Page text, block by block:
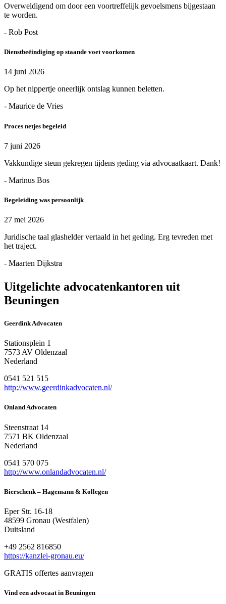
Overweldigend om door een voortreffelijk gevoelsmens bijgestaan
te worden.
- Rob Post
Dienstbeëindiging op staande voet voorkomen
14 juni 2026
Op het nippertje oneerlijk ontslag kunnen beletten.
- Maurice de Vries
Proces netjes begeleid
7 juni 2026
Vakkundige steun gekregen tijdens geding via advocaatkaart. Dank!
- Marinus Bos
Begeleiding was persoonlijk
27 mei 2026
Juridische taal glashelder vertaald in het geding. Erg tevreden met
het traject.
- Maarten Dijkstra
Uitgelichte advocatenkantoren uit
Beuningen
Geerdink Advocaten
Stationsplein 1
7573 AV Oldenzaal
Nederland
0541 521 515
http://www.geerdinkadvocaten.nl/
Onland Advocaten
Steenstraat 14
7571 BK Oldenzaal
Nederland
0541 570 075
http://www.onlandadvocaten.nl/
Bierschenk – Hagemann & Kollegen
Eper Str. 16-18
48599 Gronau (Westfalen)
Duitsland
+49 2562 816850
https://kanzlei-gronau.eu/
GRATIS offertes aanvragen
Vind een advocaat in Beuningen